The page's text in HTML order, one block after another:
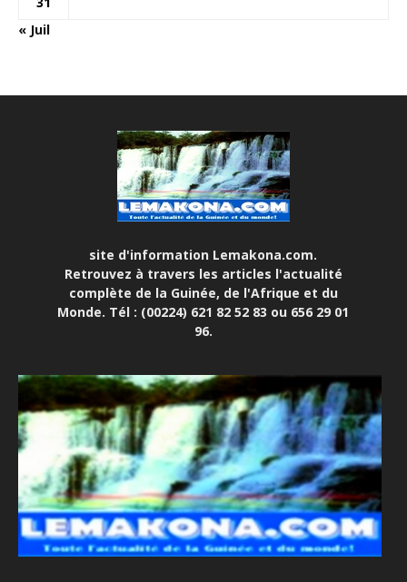
« Juil
site d'information Lemakona.com.
Retrouvez à travers les articles l'actualité
complète de la Guinée, de l'Afrique et du
Monde. Tél : (00224) 621 82 52 83 ou 656 29 01
96.